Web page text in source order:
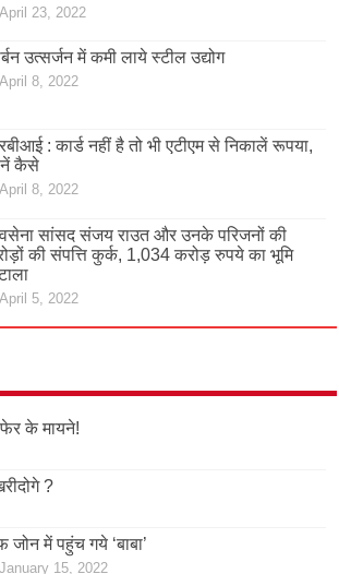
April 23, 2022
उत्सर्जन में कमी लाये स्टील उद्योग
April 8, 2022
: कार्ड नहीं है तो भी एटीएम से निकालें रूपया,
कैसे
April 8, 2022
सांसद संजय राउत और उनके परिजनों की
की संपत्ति कुर्क, 1,034 करोड़ रुपये का भूमि
April 5, 2022
के मायने!
?
जोन में पहुंच गये ‘बाबा’
January 15, 2022